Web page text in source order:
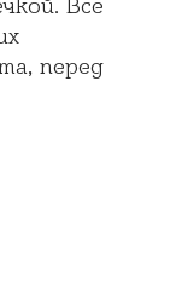
Все
перед